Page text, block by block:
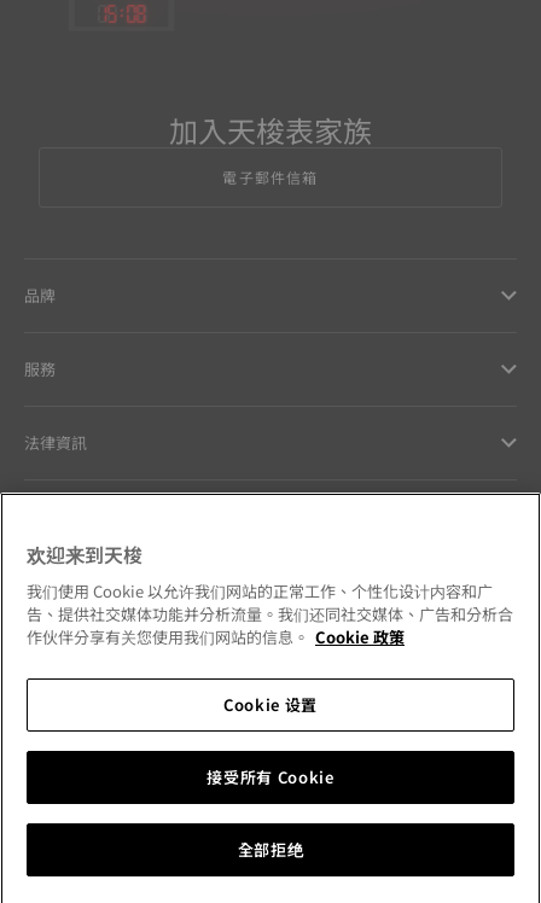
15:08
加入天梭表家族
電子郵件信箱
品牌
服務
法律資訊
我們的品牌承諾
請追蹤我們的社群媒體
欢迎来到天梭
我们使用 Cookie 以允许我们网站的正常工作、个性化设计内容和广
告、提供社交媒体功能并分析流量。我们还同社交媒体、广告和分析合
作伙伴分享有关您使用我们网站的信息。 Cookie 政策
Cookie 设置
全部拒绝
接受所有 Cookie